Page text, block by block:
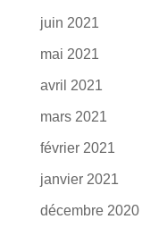
juin 2021
mai 2021
avril 2021
mars 2021
février 2021
janvier 2021
décembre 2020